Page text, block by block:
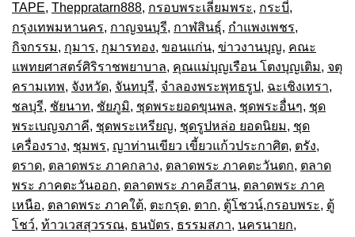
TAPE, Theppratarn888, กรอบพระเลี่ยมพระ, กระบี่,
กรุงเทพมหานคร, กาญจนบุรี, กาฬสินธุ์, กำแพงเพชร,
กิจกรรม, กุมาร, กุมารทอง, ขอนแก่น, ข่าวงานบุญ, คณะ
แพทยศาสตร์ศิริราชพยาบาล, คุณแม่บุญเรือน โตงบุญเติม, จตุ
ครามเทพ, จังหวัด, จันทบุรี, จำลองพระพุทธรูป, ฉะเชิงเทรา,
ชลบุรี, ชัยนาท, ชัยภูมิ, ชุดพระยอดขุนพล, ชุดพระอื่นๆ, ชุด
พระเบญจภาคี, ชุดพระเหรียญ, ชุดรูปหล่อ ยอดนิยม, ชุด
เครื่องราง, ชุมพร, ญาท่านเขียว เขี้ยวแก้วประกาศิต, ตรัง,
ตราด, ตลาดพระ ภาคกลาง, ตลาดพระ ภาคตะวันตก, ตลาด
พระ ภาคตะวันออก, ตลาดพระ ภาคอีสาน, ตลาดพระ ภาค
เหนือ, ตลาดพระ ภาคใต้, ตะกรุด, ตาก, ตู้โชวน์,กรอบพระ, ตู้
โชว์, ท้าวเวสสุวรรณ, ธนบัตร, ธรรมสภา, นครนายก,